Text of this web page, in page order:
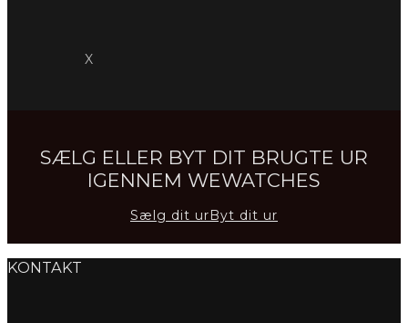
X
SÆLG ELLER BYT DIT BRUGTE UR
IGENNEM WEWATCHES
Sælg dit urByt dit ur
KONTAKT